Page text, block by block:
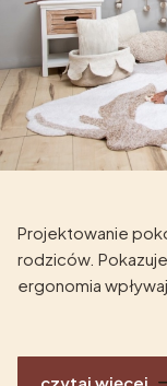
Projektowanie
rodziców.
ergonomia